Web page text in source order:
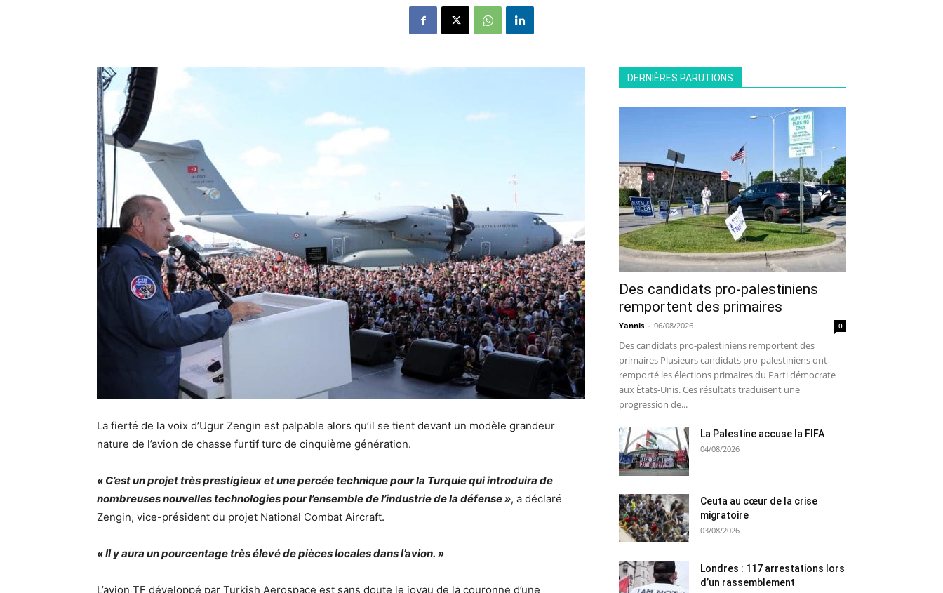
La fierté de la voix d’Ugur Zengin est palpable alors qu’il se tient devant un modèle grandeur
nature de l’avion de chasse furtif turc de cinquième génération.
« C’est un projet très prestigieux et une percée technique pour la Turquie qui introduira de
nombreuses nouvelles technologies pour l’ensemble de l’industrie de la défense », a déclaré
Zengin, vice-président du projet National Combat Aircraft.
« Il y aura un pourcentage très élevé de pièces locales dans l’avion. »
L’avion TF développé par Turkish Aerospace est sans doute le joyau de la couronne d’une
DERNIÈRES PARUTIONS
Des candidats pro-palestiniens
remportent des primaires
Yannis - 06/08/2026 0
Des candidats pro-palestiniens remportent des
primaires Plusieurs candidats pro-palestiniens ont
remporté les élections primaires du Parti démocrate
aux États-Unis. Ces résultats traduisent une
progression de...
La Palestine accuse la FIFA
04/08/2026
Ceuta au cœur de la crise
migratoire
03/08/2026
Londres : 117 arrestations lors
d’un rassemblement